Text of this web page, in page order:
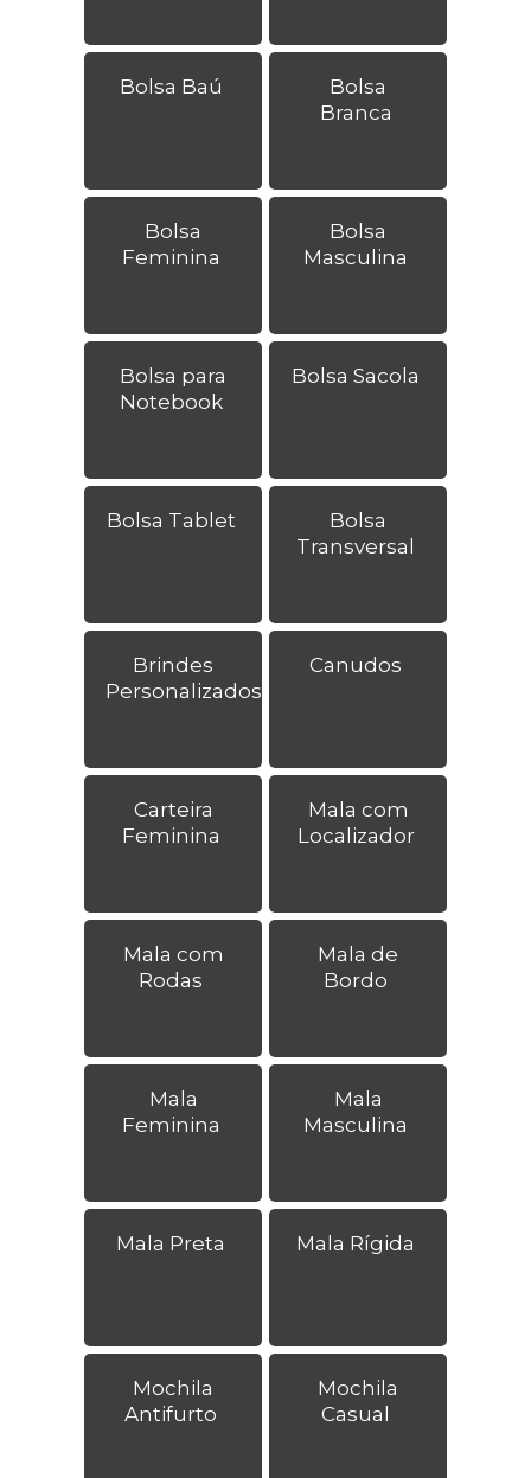
Bolsa Baú
Bolsa
Branca
Bolsa
Feminina
Bolsa
Masculina
Bolsa para
Notebook
Bolsa Sacola
Bolsa Tablet
Bolsa
Transversal
Brindes
Personalizados
Canudos
Carteira
Feminina
Mala com
Localizador
Mala com
Rodas
Mala de
Bordo
Mala
Feminina
Mala
Masculina
Mala Preta Mala Rígida
Mochila
Antifurto
Mochila
Casual